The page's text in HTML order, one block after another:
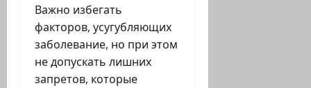
Важно избегать
факторов, усугубляющих
заболевание, но при этом
не допускать лишних
запретов, которые